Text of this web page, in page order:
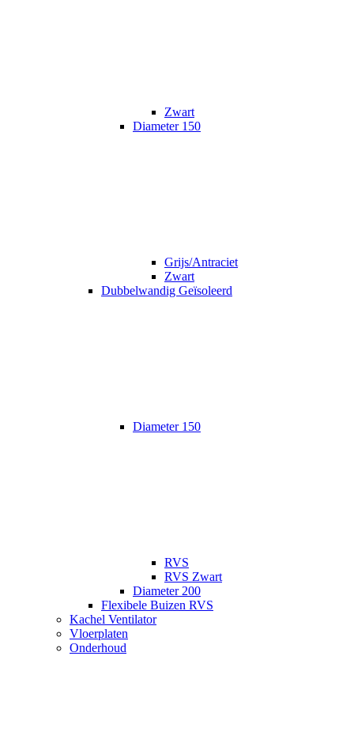
Zwart
Diameter 150
Grijs/Antraciet
Zwart
Dubbelwandig Geïsoleerd
Diameter 150
RVS
RVS Zwart
Diameter 200
Flexibele Buizen RVS
Kachel Ventilator
Vloerplaten
Onderhoud